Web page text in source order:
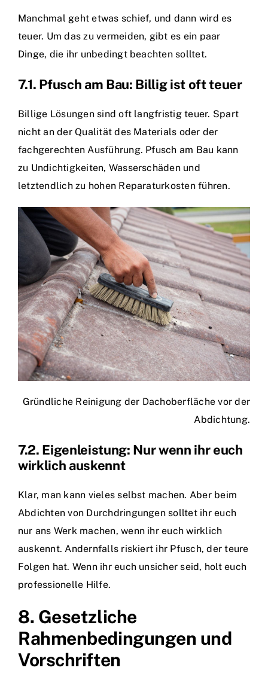
Manchmal geht etwas schief, und dann wird es
teuer. Um das zu vermeiden, gibt es ein paar
Dinge, die ihr unbedingt beachten solltet.
7.1. Pfusch am Bau: Billig ist oft teuer
Billige Lösungen sind oft langfristig teuer. Spart
nicht an der Qualität des Materials oder der
fachgerechten Ausführung. Pfusch am Bau kann
zu Undichtigkeiten, Wasserschäden und
letztendlich zu hohen Reparaturkosten führen.
Gründliche Reinigung der Dachoberfläche vor der
Abdichtung.
7.2. Eigenleistung: Nur wenn ihr euch
wirklich auskennt
Klar, man kann vieles selbst machen. Aber beim
Abdichten von Durchdringungen solltet ihr euch
nur ans Werk machen, wenn ihr euch wirklich
auskennt. Andernfalls riskiert ihr Pfusch, der teure
Folgen hat. Wenn ihr euch unsicher seid, holt euch
professionelle Hilfe.
8. Gesetzliche
Rahmenbedingungen und
Vorschriften